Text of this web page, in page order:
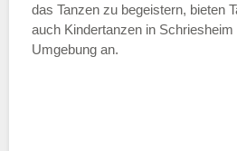
das Tanzen zu begeistern, bieten
auch Kindertanzen in
Umgebung an.